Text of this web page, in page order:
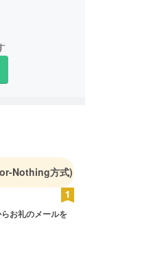
Nothing方式)
お礼のメールを